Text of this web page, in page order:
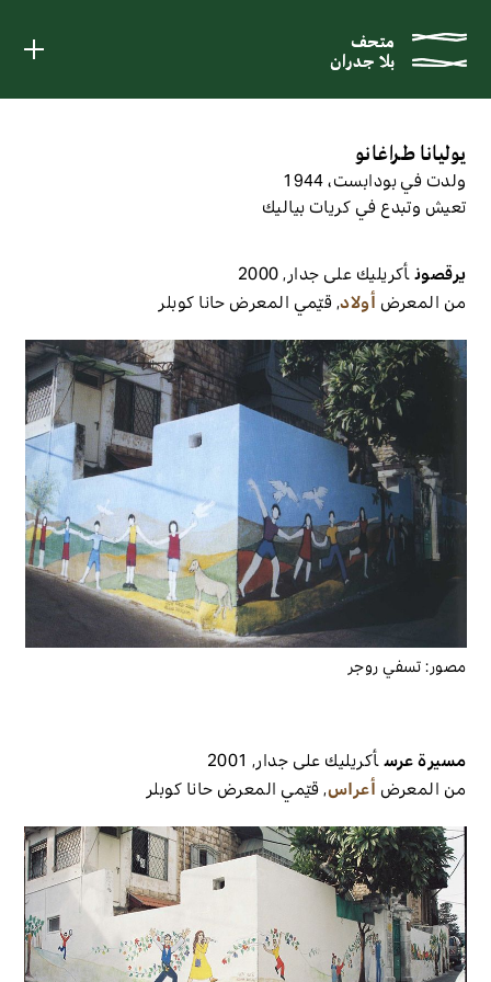
متحف
بلا جدران
متحف
بلا جدران
يوليانا طراغانو
ولدت في بودابست، 1944
تعيش وتبدع في كريات بياليك
يرقصونأكريليك على جدار,
2000
من المعرضأولاد,قيّمي المعرضحانا كوبلر
مصور:تسفي روجر
مسيرة عرسأكريليك على جدار,
2001
من المعرضأعراس,قيّمي المعرضحانا كوبلر